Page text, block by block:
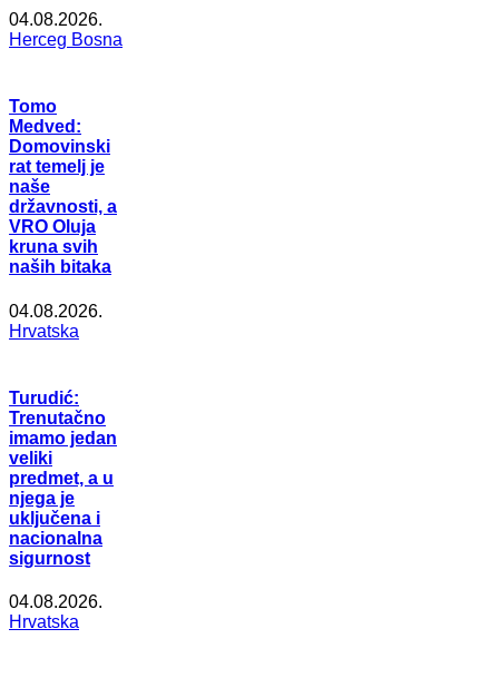
04.08.2026.
Herceg Bosna
Tomo
Medved:
Domovinski
rat temelj je
naše
državnosti, a
VRO Oluja
kruna svih
naših bitaka
04.08.2026.
Hrvatska
Turudić:
Trenutačno
imamo jedan
veliki
predmet, a u
njega je
uključena i
nacionalna
sigurnost
04.08.2026.
Hrvatska